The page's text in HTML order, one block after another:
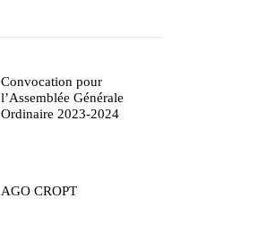
Convocation pour
l’Assemblée Générale
Ordinaire 2023-2024
AGO CROPT